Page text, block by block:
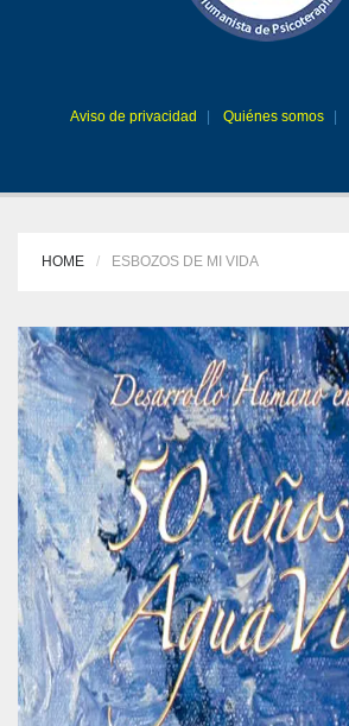
Aviso de privacidad Quiénes somos
HOME ESBOZOS DE MI VIDA